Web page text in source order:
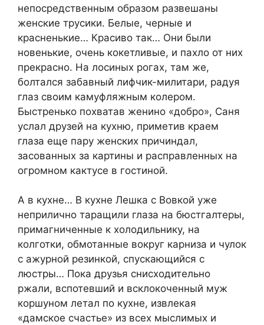
непосредственным образом развешаны
женские трусики. Белые, черные и
красненькие… Красиво так… Они были
новенькие, очень кокетливые, и пахло от них
прекрасно. На лосиных рогах, там же,
болтался забавный лифчик-милитари, радуя
глаз своим камуфляжным колером.
Быстренько похватав женино «добро», Саня
услал друзей на кухню, приметив краем
глаза еще пару женских причиндал,
засованных за картины и расправленных на
огромном кактусе в гостиной.
А в кухне… В кухне Лешка с Вовкой уже
неприлично таращили глаза на бюстгалтеры,
примагниченные к холодильнику, на
колготки, обмотанные вокруг карниза и чулок
с ажурной резинкой, спускающийся с
люстры… Пока друзья снисходительно
ржали, вспотевший и всклокоченный муж
коршуном летал по кухне, извлекая
«дамское счастье» из всех мыслимых и